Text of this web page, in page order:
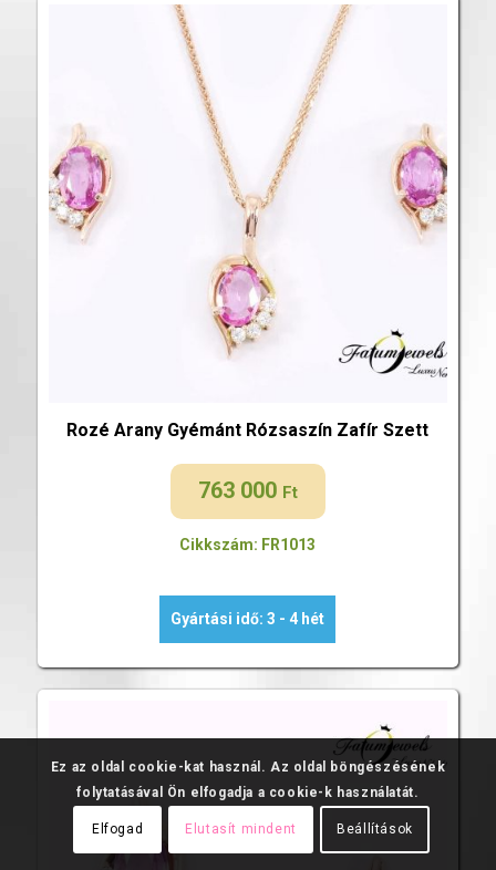
Rozé Arany Gyémánt Rózsaszín Zafír Szett
763 000 Ft
Cikkszám: FR1013
Gyártási idő: 3 - 4 hét
Ez az oldal cookie-kat használ. Az oldal böngészésének
folytatásával Ön elfogadja a cookie-k használatát.
Elfogad Elutasít mindent Beállítások